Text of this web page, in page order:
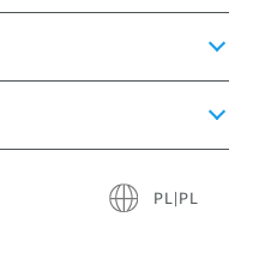
PL|PL